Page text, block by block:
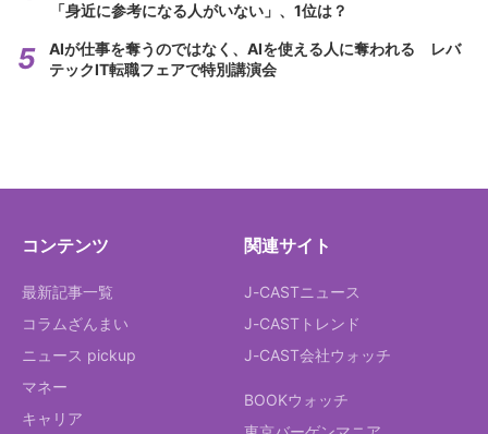
「身近に参考になる人がいない」、1位は？
AIが仕事を奪うのではなく、AIを使える人に奪われる レバ
テックIT転職フェアで特別講演会
コンテンツ
最新記事一覧
コラムざんまい
ニュース pickup
マネー
キャリア
関連サイト
J-CASTニュース
J-CASTトレンド
J-CAST会社ウォッチ
BOOKウォッチ